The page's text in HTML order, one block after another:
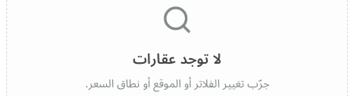
لا توجد عقارات
جرّب تغيير الفلاتر أو الموقع أو نطاق السعر.